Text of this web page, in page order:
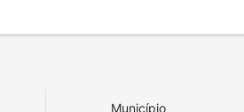
Município